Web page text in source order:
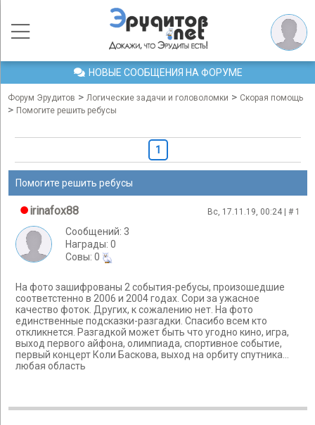
НОВЫЕ СООБЩЕНИЯ НА ФОРУМЕ
Форум Эрудитов > Логические задачи и головоломки > Скорая помощь
> Помогите решить ребусы
1
Помогите решить ребусы
irinafox88 Вс, 17.11.19, 00:24 | # 1
Сообщений: 3
Награды: 0
Cовы: 0
На фото зашифрованы 2 события-ребусы, произошедшие
соответстенно в 2006 и 2004 годах. Сори за ужасное
качество фоток. Других, к сожалению нет. На фото
единственные подсказки-разгадки. Спасибо всем кто
откликнется. Разгадкой может быть что угодно кино, игра,
выход первого айфона, олимпиада, спортивное событие,
первый концерт Коли Баскова, выход на орбиту спутника...
любая область